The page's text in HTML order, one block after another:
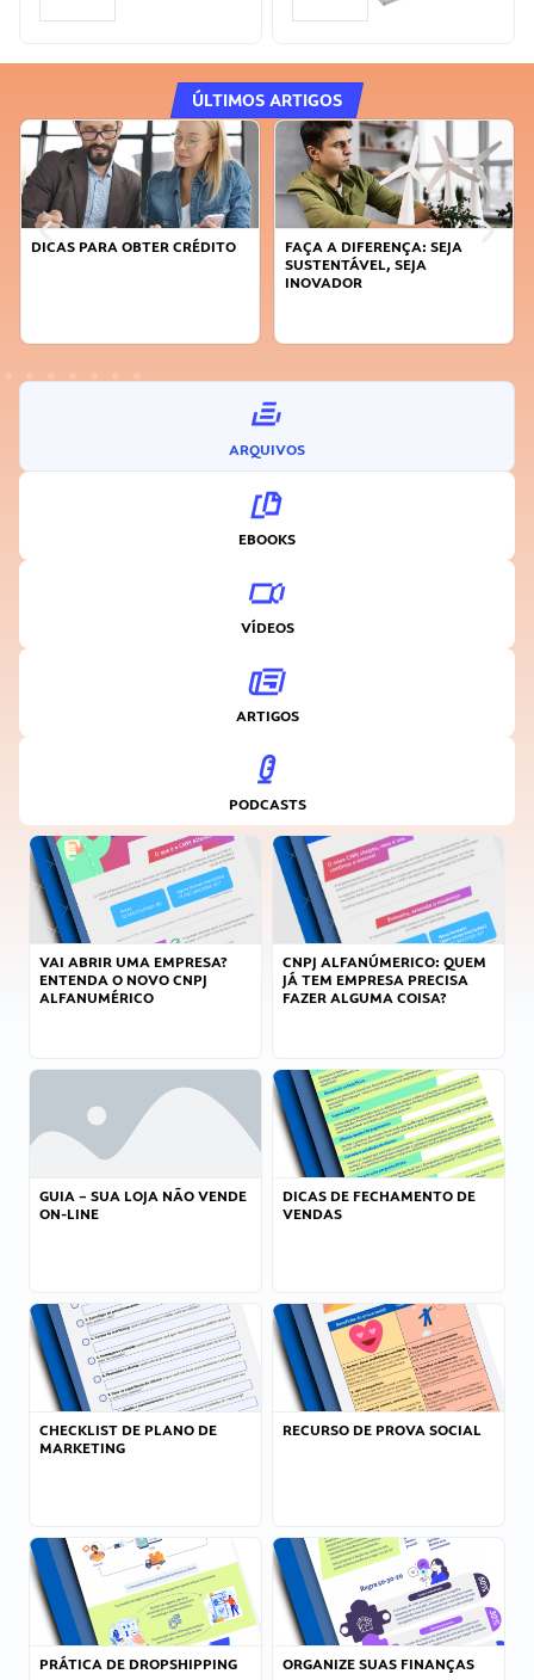
ÚLTIMOS ARTIGOS
DICAS PARA OBTER CRÉDITO
FAÇA A DIFERENÇA: SEJA
SUSTENTÁVEL, SEJA
INOVADOR
ARQUIVOS
EBOOKS
VÍDEOS
ARTIGOS
PODCASTS
VAI ABRIR UMA EMPRESA?
ENTENDA O NOVO CNPJ
ALFANUMÉRICO
CNPJ ALFANÚMERICO: QUEM
JÁ TEM EMPRESA PRECISA
FAZER ALGUMA COISA?
GUIA – SUA LOJA NÃO VENDE
ON-LINE
DICAS DE FECHAMENTO DE
VENDAS
CHECKLIST DE PLANO DE
MARKETING
RECURSO DE PROVA SOCIAL
PRÁTICA DE DROPSHIPPING ORGANIZE SUAS FINANÇAS